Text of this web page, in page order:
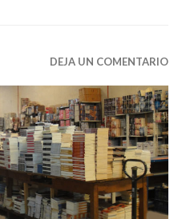
DEJA UN COMENTARIO